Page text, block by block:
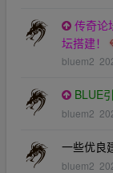
传奇论
坛搭建！
bluem2
BLUE
bluem2
一些优良
bluem2